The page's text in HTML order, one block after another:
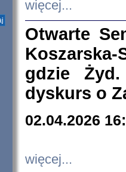
więcej...
Otwarte
Koszarska-
gdzie
dyskurs o
02.04.2026
więcej...